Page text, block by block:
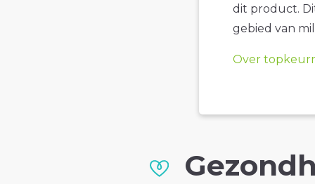
dit product.
gebied van
Over